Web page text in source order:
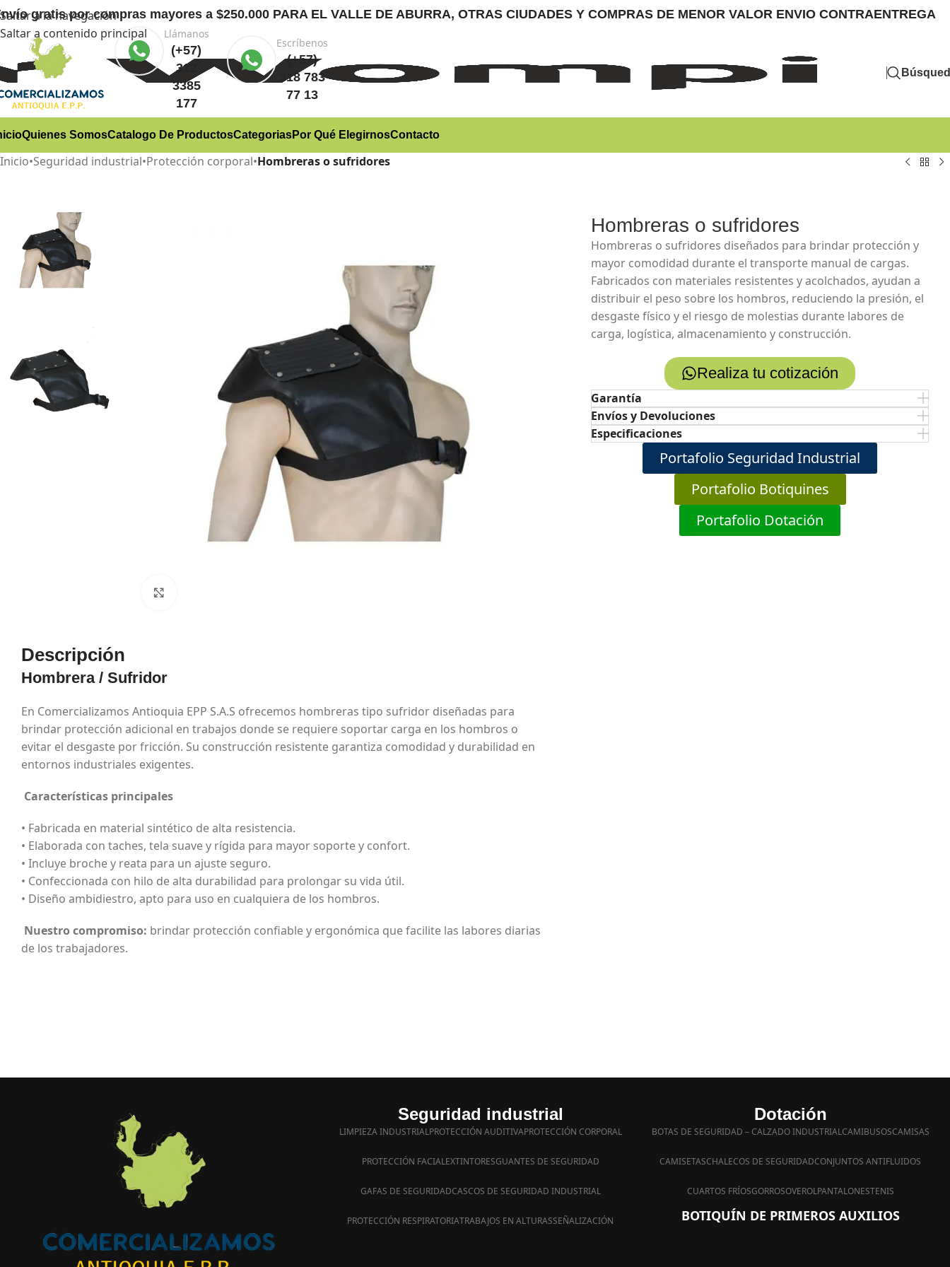
Saltar a la navegación
Saltar a contenido principal
gratispor compras mayores a $250.000 PARA EL VALLE DE ABURRA, OTRAS CIUDADES Y COMPRAS DE MENOR VALOR ENVIO CONTRAENTREGA
Llámanos
(+57)
312
3385
177
Escríbenos
(+57)
318 783
77 13
Quienes SomosCatalogo De ProductosCategoriasPor Qué ElegirnosContacto
Inicio•Seguridad industrial•Protección corporal•Hombreras o sufridores
Descripción
Hombrera / Sufridor
En Comercializamos Antioquia EPP S.A.S ofrecemos hombreras tipo sufridor diseñadas para
brindar protección adicional en trabajos donde se requiere soportar carga en los hombros o
evitar el desgaste por fricción. Su construcción resistente garantiza comodidad y durabilidad en
entornos industriales exigentes.
Características principales
• Fabricada en material sintético de alta resistencia.
• Elaborada con taches, tela suave y rígida para mayor soporte y confort.
• Incluye broche y reata para un ajuste seguro.
• Confeccionada con hilo de alta durabilidad para prolongar su vida útil.
• Diseño ambidiestro, apto para uso en cualquiera de los hombros.
Nuestro compromiso: brindar protección confiable y ergonómica que facilite las labores diarias
de los trabajadores.
Hombreras o sufridores
Hombreras o sufridores diseñados para brindar protección y
mayor comodidad durante el transporte manual de cargas.
Fabricados con materiales resistentes y acolchados, ayudan a
distribuir el peso sobre los hombros, reduciendo la presión, el
desgaste físico y el riesgo de molestias durante labores de
carga, logística, almacenamiento y construcción.
Realiza tu cotización
Garantía
Envíos y Devoluciones
Especificaciones
Portafolio Seguridad Industrial
Portafolio Botiquines
Portafolio Dotación
Seguridad industrial
LIMPIEZA INDUSTRIALPROTECCIÓN AUDITIVAPROTECCIÓN CORPORAL
PROTECCIÓN FACIALEXTINTORESGUANTES DE SEGURIDAD
GAFAS DE SEGURIDADCASCOS DE SEGURIDAD INDUSTRIAL
PROTECCIÓN RESPIRATORIATRABAJOS EN ALTURASSEÑALIZACIÓN
Dotación
BOTAS DE SEGURIDAD – CALZADO INDUSTRIALCAMIBUSOSCAMISAS
CAMISETASCHALECOS DE SEGURIDADCONJUNTOS ANTIFLUIDOS
CUARTOS FRÍOSGORROSOVEROLPANTALONESTENIS
BOTIQUÍN DE PRIMEROS AUXILIOS